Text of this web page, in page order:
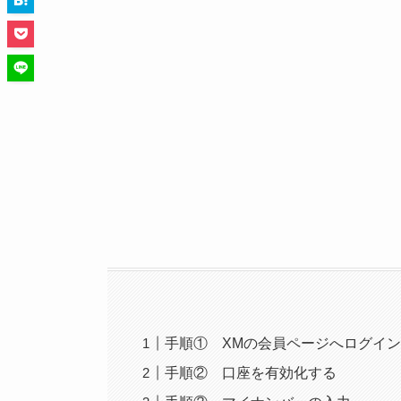
手順① XMの会員ページへログイン
手順② 口座を有効化する